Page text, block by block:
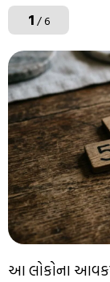
1/ 6
આ લોકોના